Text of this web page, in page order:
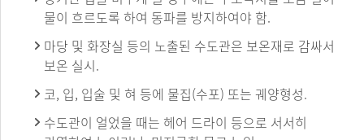
물이 흐르도록 하여 동파를 방지하여야 함.
마당 및 화장실 등의 노출된 수도관은 보온재로 감싸서
보온 실시.
코, 입, 입술 및 혀 등에 물집(수포) 또는 궤양형성.
수도관이 얼었을 때는 헤어 드라이 등으로 서서히